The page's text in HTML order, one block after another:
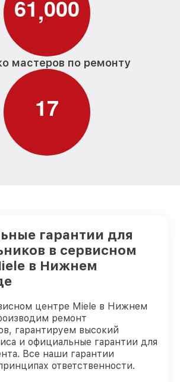
61,000
мастеров по ремонту
17
гарантии для
в сервисном
в Нижнем
центре Miele в Нижнем
ремонт
гарантируем высокий
и официальные гарантии для
Все наши гарантии
ответственности.